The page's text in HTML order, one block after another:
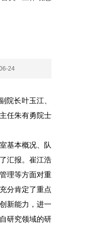
24
院长叶玉江、
任朱有勇院士
基本概况、队
汇报。崔江浩
理等方面对重
分肯定了重点
新能力，进一
研究领域的研